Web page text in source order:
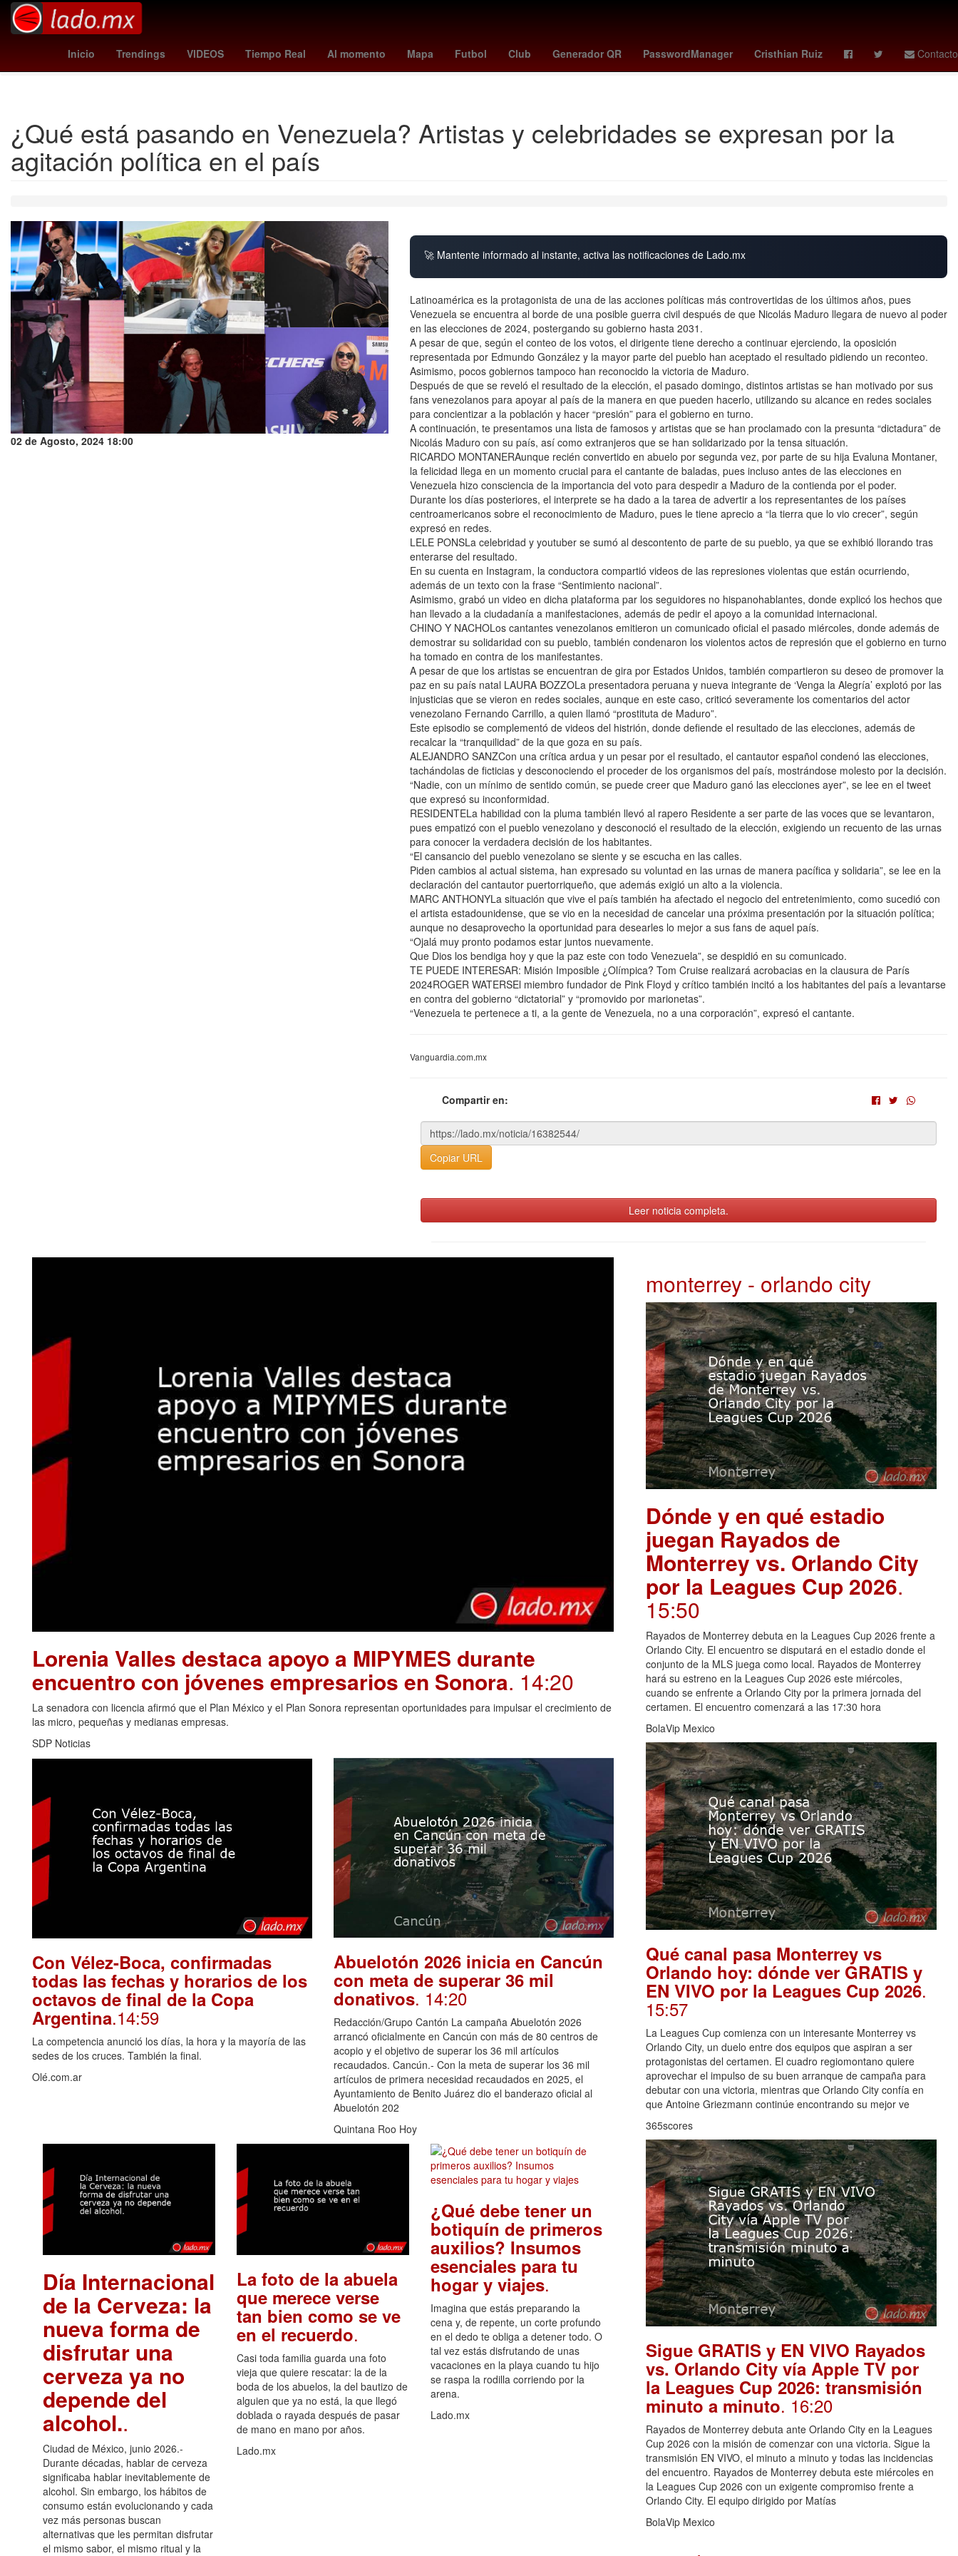
Inicio Trendings VIDEOS Tiempo Real Al momento Mapa Futbol Club Generador QR PasswordManager Cristhian Ruiz Contacto
Argentina Denuncia 26 de marzo mallorca vs Temporada cruzeiro - chapecoense presidente de la suprema corte de justicia de la nación boca juniors - estudiantes
presupuesto
¿Qué está pasando en Venezuela? Artistas y celebridades se expresan por la
agitación política en el país
02 de Agosto, 2024 18:00
🚀 Mantente informado al instante, activa las notificaciones de Lado.mx
Latinoamérica es la protagonista de una de las acciones políticas más controvertidas de los últimos años, pues
Venezuela se encuentra al borde de una posible guerra civil después de que Nicolás Maduro llegara de nuevo al poder
en las elecciones de 2024, postergando su gobierno hasta 2031.
A pesar de que, según el conteo de los votos, el dirigente tiene derecho a continuar ejerciendo, la oposición
representada por Edmundo González y la mayor parte del pueblo han aceptado el resultado pidiendo un reconteo.
Asimismo, pocos gobiernos tampoco han reconocido la victoria de Maduro.
Después de que se reveló el resultado de la elección, el pasado domingo, distintos artistas se han motivado por sus
fans venezolanos para apoyar al país de la manera en que pueden hacerlo, utilizando su alcance en redes sociales
para concientizar a la población y hacer “presión” para el gobierno en turno.
A continuación, te presentamos una lista de famosos y artistas que se han proclamado con la presunta “dictadura” de
Nicolás Maduro con su país, así como extranjeros que se han solidarizado por la tensa situación.
RICARDO MONTANERAunque recién convertido en abuelo por segunda vez, por parte de su hija Evaluna Montaner,
la felicidad llega en un momento crucial para el cantante de baladas, pues incluso antes de las elecciones en
Venezuela hizo consciencia de la importancia del voto para despedir a Maduro de la contienda por el poder.
Durante los días posteriores, el interprete se ha dado a la tarea de advertir a los representantes de los países
centroamericanos sobre el reconocimiento de Maduro, pues le tiene aprecio a “la tierra que lo vio crecer”, según
expresó en redes.
LELE PONSLa celebridad y youtuber se sumó al descontento de parte de su pueblo, ya que se exhibió llorando tras
enterarse del resultado.
En su cuenta en Instagram, la conductora compartió videos de las represiones violentas que están ocurriendo,
además de un texto con la frase “Sentimiento nacional”.
Asimismo, grabó un video en dicha plataforma par los seguidores no hispanohablantes, donde explicó los hechos que
han llevado a la ciudadanía a manifestaciones, además de pedir el apoyo a la comunidad internacional.
CHINO Y NACHOLos cantantes venezolanos emitieron un comunicado oficial el pasado miércoles, donde además de
demostrar su solidaridad con su pueblo, también condenaron los violentos actos de represión que el gobierno en turno
ha tomado en contra de los manifestantes.
A pesar de que los artistas se encuentran de gira por Estados Unidos, también compartieron su deseo de promover la
paz en su país natal LAURA BOZZOLa presentadora peruana y nueva integrante de ‘Venga la Alegría’ explotó por las
injusticias que se vieron en redes sociales, aunque en este caso, criticó severamente los comentarios del actor
venezolano Fernando Carrillo, a quien llamó “prostituta de Maduro”.
Este episodio se complementó de videos del histrión, donde defiende el resultado de las elecciones, además de
recalcar la “tranquilidad” de la que goza en su país.
ALEJANDRO SANZCon una crítica ardua y un pesar por el resultado, el cantautor español condenó las elecciones,
tachándolas de ficticias y desconociendo el proceder de los organismos del país, mostrándose molesto por la decisión.
“Nadie, con un mínimo de sentido común, se puede creer que Maduro ganó las elecciones ayer”, se lee en el tweet
que expresó su inconformidad.
RESIDENTELa habilidad con la pluma también llevó al rapero Residente a ser parte de las voces que se levantaron,
pues empatizó con el pueblo venezolano y desconoció el resultado de la elección, exigiendo un recuento de las urnas
para conocer la verdadera decisión de los habitantes.
“El cansancio del pueblo venezolano se siente y se escucha en las calles.
Piden cambios al actual sistema, han expresado su voluntad en las urnas de manera pacífica y solidaria”, se lee en la
declaración del cantautor puertorriqueño, que además exigió un alto a la violencia.
MARC ANTHONYLa situación que vive el país también ha afectado el negocio del entretenimiento, como sucedió con
el artista estadounidense, que se vio en la necesidad de cancelar una próxima presentación por la situación política;
aunque no desaprovecho la oportunidad para desearles lo mejor a sus fans de aquel país.
“Ojalá muy pronto podamos estar juntos nuevamente.
Que Dios los bendiga hoy y que la paz este con todo Venezuela”, se despidió en su comunicado.
TE PUEDE INTERESAR: Misión Imposible ¿Olímpica? Tom Cruise realizará acrobacias en la clausura de París
2024ROGER WATERSEl miembro fundador de Pink Floyd y crítico también incitó a los habitantes del país a levantarse
en contra del gobierno “dictatorial” y “promovido por marionetas”.
“Venezuela te pertenece a ti, a la gente de Venezuela, no a una corporación”, expresó el cantante.
Vanguardia.com.mx
Compartir en:
Copiar URL
Leer noticia completa.
Lorenia Valles destaca apoyo a MIPYMES durante
encuentro con jóvenes empresarios en Sonora. 14:20
La senadora con licencia afirmó que el Plan México y el Plan Sonora representan oportunidades para impulsar el crecimiento de
las micro, pequeñas y medianas empresas.
SDP Noticias
Con Vélez-Boca, confirmadas
todas las fechas y horarios de los
octavos de final de la Copa
Argentina.14:59
La competencia anunció los días, la hora y la mayoría de las
sedes de los cruces. También la final.
Olé.com.ar
Abuelotón 2026 inicia en Cancún
con meta de superar 36 mil
donativos. 14:20
Redacción/Grupo Cantón La campaña Abuelotón 2026
arrancó oficialmente en Cancún con más de 80 centros de
acopio y el objetivo de superar los 36 mil artículos
recaudados. Cancún.- Con la meta de superar los 36 mil
artículos de primera necesidad recaudados en 2025, el
Ayuntamiento de Benito Juárez dio el banderazo oficial al
Abuelotón 202
Quintana Roo Hoy
Día Internacional
de la Cerveza: la
nueva forma de
disfrutar una
cerveza ya no
depende del
alcohol..
Ciudad de México, junio 2026.-
Durante décadas, hablar de cerveza
significaba hablar inevitablemente de
alcohol. Sin embargo, los hábitos de
consumo están evolucionando y cada
vez más personas buscan
alternativas que les permitan disfrutar
el mismo sabor, el mismo ritual y la
La foto de la abuela
que merece verse
tan bien como se ve
en el recuerdo.
Casi toda familia guarda una foto
vieja que quiere rescatar: la de la
boda de los abuelos, la del bautizo de
alguien que ya no está, la que llegó
doblada o rayada después de pasar
de mano en mano por años.
Lado.mx
¿Qué debe tener un
botiquín de primeros
auxilios? Insumos
esenciales para tu
hogar y viajes.
Imagina que estás preparando la
cena y, de repente, un corte profundo
en el dedo te obliga a detener todo. O
tal vez estás disfrutando de unas
vacaciones en la playa cuando tu hijo
se raspa la rodilla corriendo por la
arena.
Lado.mx
monterrey - orlando city
Dónde y en qué estadio
juegan Rayados de
Monterrey vs. Orlando City
por la Leagues Cup 2026.
15:50
Rayados de Monterrey debuta en la Leagues Cup 2026 frente a
Orlando City. El encuentro se disputará en el estadio donde el
conjunto de la MLS juega como local. Rayados de Monterrey
hará su estreno en la Leagues Cup 2026 este miércoles,
cuando se enfrente a Orlando City por la primera jornada del
certamen. El encuentro comenzará a las 17:30 hora
BolaVip Mexico
Qué canal pasa Monterrey vs
Orlando hoy: dónde ver GRATIS y
EN VIVO por la Leagues Cup 2026.
15:57
La Leagues Cup comienza con un interesante Monterrey vs
Orlando City, un duelo entre dos equipos que aspiran a ser
protagonistas del certamen. El cuadro regiomontano quiere
aprovechar el impulso de su buen arranque de campaña para
debutar con una victoria, mientras que Orlando City confía en
que Antoine Griezmann continúe encontrando su mejor ve
365scores
Sigue GRATIS y EN VIVO Rayados
vs. Orlando City vía Apple TV por
la Leagues Cup 2026: transmisión
minuto a minuto. 16:20
Rayados de Monterrey debuta ante Orlando City en la Leagues
Cup 2026 con la misión de comenzar con una victoria. Sigue la
transmisión EN VIVO, el minuto a minuto y todas las incidencias
del encuentro. Rayados de Monterrey debuta este miércoles en
la Leagues Cup 2026 con un exigente compromiso frente a
Orlando City. El equipo dirigido por Matías
BolaVip Mexico